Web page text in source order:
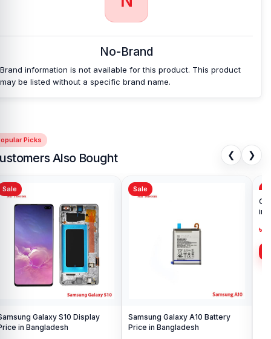
No-Brand
Brand information is not available for this product. This product
may be listed without a specific brand name.
Picks
Also Bought ❮ ❯
Sale
Galaxy S10 Display
in Bangladesh
Sale
Samsung Galaxy A10 Battery
Price in Bangladesh